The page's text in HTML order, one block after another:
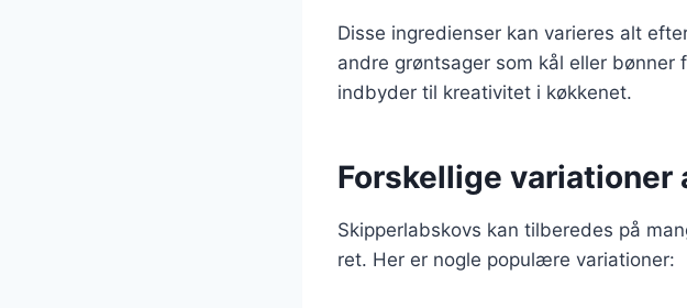
Disse ingredienser kan varieres alt
andre grøntsager som kål eller
indbyder til kreativitet i køkkenet.
Forskellige variationer
Skipperlabskovs kan tilberedes på
ret. Her er nogle populære variationer: